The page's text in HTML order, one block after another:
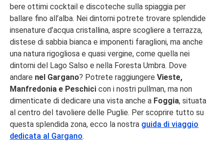
bere ottimi cocktail e discoteche sulla spiaggia per
ballare fino all’alba. Nei dintorni potrete trovare splendide
insenature d’acqua cristallina, aspre scogliere a terrazza,
distese di sabbia bianca e imponenti faraglioni, ma anche
una natura rigogliosa e quasi vergine, come quella nei
dintorni del Lago Salso e nella Foresta Umbra. Dove
andare nel Gargano? Potrete raggiungere Vieste,
Manfredonia e Peschici con i nostri pullman, ma non
dimenticate di dedicare una vista anche a Foggia, situata
al centro del tavoliere delle Puglie. Per scoprire tutto su
questa splendida zona, ecco la nostra guida di viaggio
dedicata al Gargano.